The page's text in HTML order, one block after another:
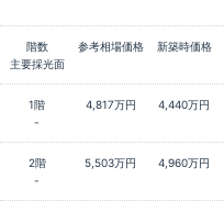
階数 参考相場価格 新築時価格
主要採光面
1階 4,817万円 4,440万円
-
2階 5,503万円 4,960万円
-